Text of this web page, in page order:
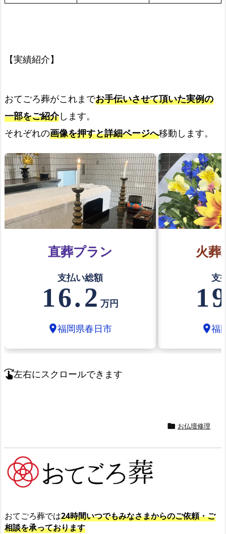
【実績紹介】
おてごろ葬がこれまでお手伝いさせて頂いた実例の
一部をご紹介します。
それぞれの画像を押すと詳細ページへ移動します。
直葬プラン
支払い総額
16.2万円
location_on福岡県春日市
火葬
支
location_on福
swipe_right左右にスクロールできます
 お仏壇修理
おてごろ葬では24時間いつでもみなさまからのご依頼・ご
相談を承っております